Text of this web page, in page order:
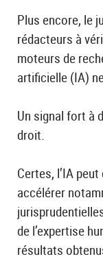
Plus encore, le
rédacteurs à
moteurs de
artificielle (IA)
Un signal fort à
droit.
Certes, l’IA
accélérer
de l’expertise
résultats